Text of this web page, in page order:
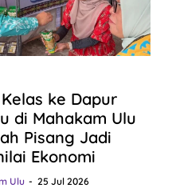
ke Dapur
di Mahakam Ulu
Pisang Jadi
Ekonomi
Ulu 25 Jul 2026